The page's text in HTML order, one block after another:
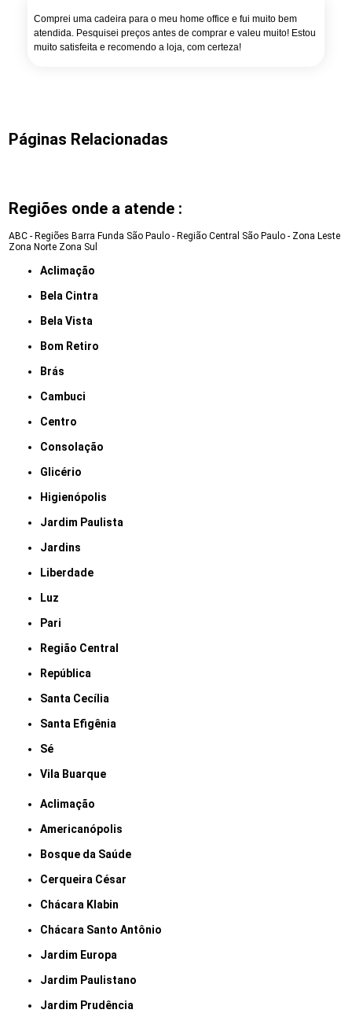
Comprei uma cadeira para o meu home office e fui muito bem
atendida. Pesquisei preços antes de comprar e valeu muito! Estou
muito satisfeita e recomendo a loja, com certeza!
Páginas Relacionadas
Regiões onde a atende :
ABC - Regiões Barra Funda São Paulo - Região Central São Paulo - Zona Leste
Zona Norte Zona Sul
Aclimação
Bela Cintra
Bela Vista
Bom Retiro
Brás
Cambuci
Centro
Consolação
Glicério
Higienópolis
Jardim Paulista
Jardins
Liberdade
Luz
Pari
Região Central
República
Santa Cecília
Santa Efigênia
Sé
Vila Buarque
Aclimação
Americanópolis
Bosque da Saúde
Cerqueira César
Chácara Klabin
Chácara Santo Antônio
Jardim Europa
Jardim Paulistano
Jardim Prudência